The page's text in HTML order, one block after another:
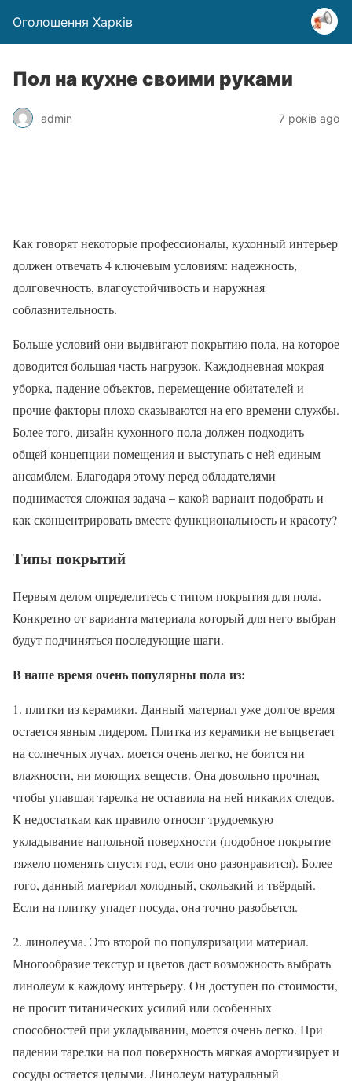
Оголошення Харків
Пол на кухне своими руками
admin 7 років ago
Как говорят некоторые профессионалы, кухонный интерьер
должен отвечать 4 ключевым условиям: надежность,
долговечность, влагоустойчивость и наружная
соблазнительность.
Больше условий они выдвигают покрытию пола, на которое
доводится большая часть нагрузок. Каждодневная мокрая
уборка, падение объектов, перемещение обитателей и
прочие факторы плохо сказываются на его времени службы.
Более того, дизайн кухонного пола должен подходить
общей концепции помещения и выступать с ней единым
ансамблем. Благодаря этому перед обладателями
поднимается сложная задача – какой вариант подобрать и
как сконцентрировать вместе функциональность и красоту?
Типы покрытий
Первым делом определитесь с типом покрытия для пола.
Конкретно от варианта материала который для него выбран
будут подчиняться последующие шаги.
В наше время очень популярны пола из:
1. плитки из керамики. Данный материал уже долгое время
остается явным лидером. Плитка из керамики не выцветает
на солнечных лучах, моется очень легко, не боится ни
влажности, ни моющих веществ. Она довольно прочная,
чтобы упавшая тарелка не оставила на ней никаких следов.
К недостаткам как правило относят трудоемкую
укладывание напольной поверхности (подобное покрытие
тяжело поменять спустя год, если оно разонравится). Более
того, данный материал холодный, скользкий и твёрдый.
Если на плитку упадет посуда, она точно разобьется.
2. линолеума. Это второй по популяризации материал.
Многообразие текстур и цветов даст возможность выбрать
линолеум к каждому интерьеру. Он доступен по стоимости,
не просит титанических усилий или особенных
способностей при укладывании, моется очень легко. При
падении тарелки на пол поверхность мягкая амортизирует и
сосуды остается целыми. Линолеум натуральный